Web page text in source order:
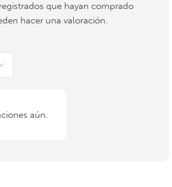
aún.
que hayan comprado
hacer una valoración.